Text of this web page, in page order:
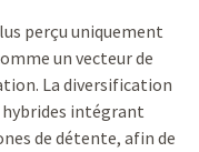
perçu uniquement
un vecteur de
La diversification
hybrides intégrant
de détente, afin de